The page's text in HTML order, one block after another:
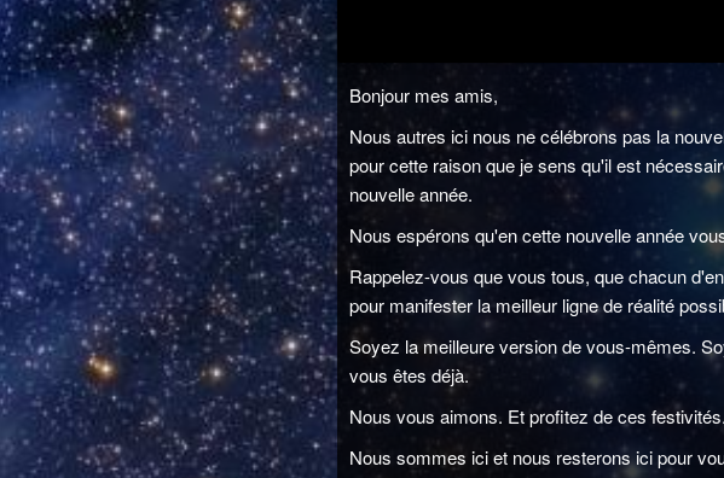
Bonjour mes amis,
Nous autres ici nous ne célébrons pas la
pour cette raison que je sens qu'il est
nouvelle année.
Nous espérons qu'en cette nouvelle année
Rappelez-vous que vous tous, que chacun
pour manifester la meilleur ligne de réalité
Soyez la meilleure version de vous-mêmes.
vous êtes déjà.
Nous vous aimons. Et profitez de ces
Nous sommes ici et nous resterons ici pour